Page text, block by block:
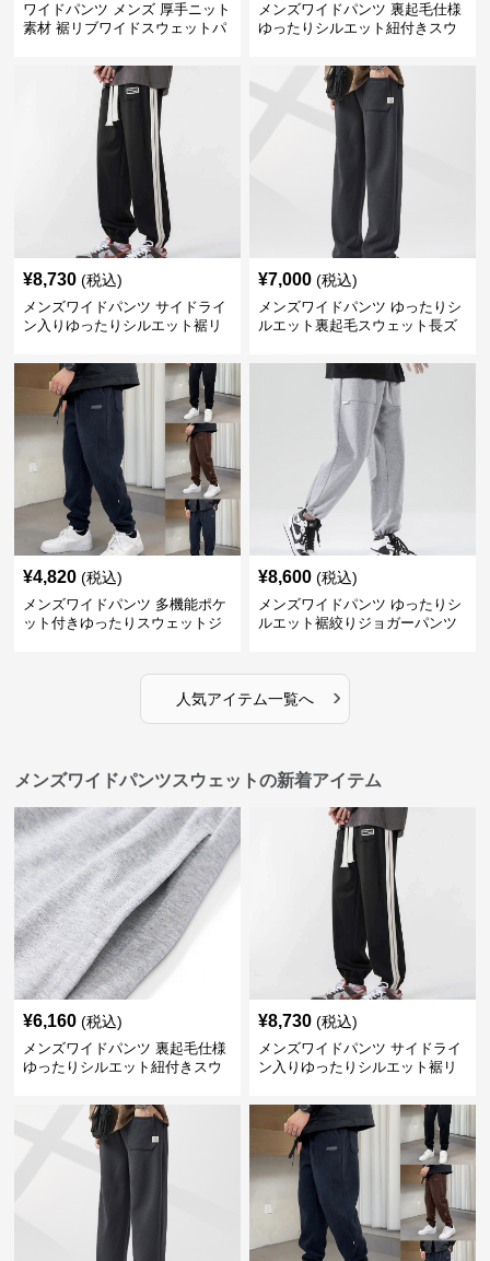
ワイドパンツ メンズ 厚手ニット
素材 裾リブワイドスウェットパ
メンズワイドパンツ 裏起毛仕様
ゆったりシルエット紐付きスウ
¥8,730 (税込)
メンズワイドパンツ サイドライ
ン入りゆったりシルエット裾リ
¥7,000 (税込)
メンズワイドパンツ ゆったりシ
ルエット裏起毛スウェット長ズ
¥4,820 (税込)
メンズワイドパンツ 多機能ポケ
ット付きゆったりスウェットジ
¥8,600 (税込)
メンズワイドパンツ ゆったりシ
ルエット裾絞りジョガーパンツ
人気アイテム一覧へ ›
メンズワイドパンツスウェットの新着アイテム
¥6,160 (税込)
メンズワイドパンツ 裏起毛仕様
ゆったりシルエット紐付きスウ
¥8,730 (税込)
メンズワイドパンツ サイドライ
ン入りゆったりシルエット裾リ